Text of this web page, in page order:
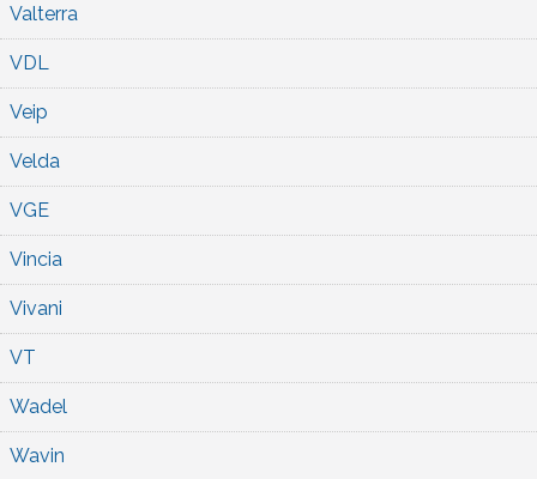
Valterra
VDL
Veip
Velda
VGE
Vincia
Vivani
VT
Wadel
Wavin